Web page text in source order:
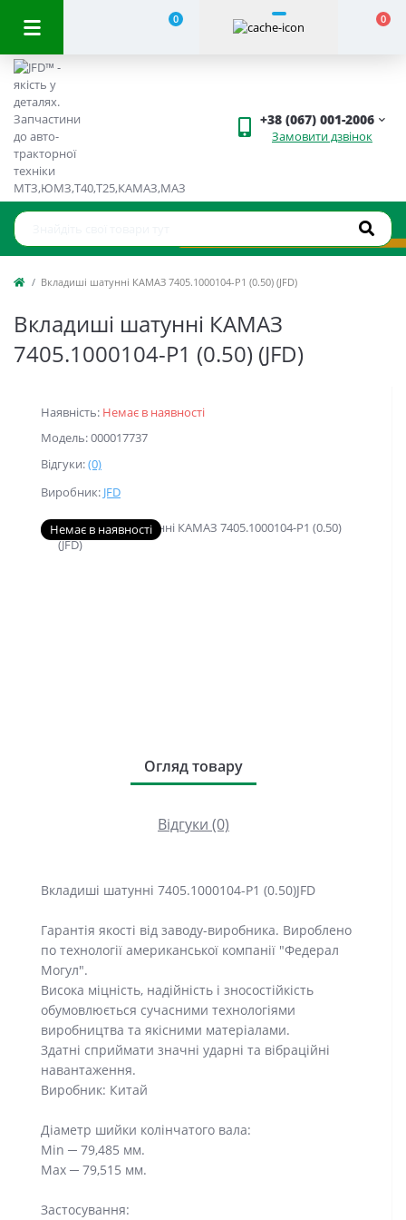
0 0
+38 (067) 001-2006
Замовити дзвінок
Вкладиші шатунні КАМАЗ 7405.1000104-Р1 (0.50) (JFD)
Вкладиші шатунні КАМАЗ
7405.1000104-Р1 (0.50) (JFD)
Наявність: Немає в наявності
Модель: 000017737
Відгуки:(0)
Виробник: JFD
Немає в наявності
Огляд товару
Відгуки (0)
Вкладиші шатунні 7405.1000104-Р1 (0.50)JFD
Гарантія якості від заводу-виробника. Вироблено
по технології американської компанії "Федерал
Могул".
Висока міцність, надійність і зносостійкість
обумовлюється сучасними технологіями
виробництва та якісними матеріалами.
Здатні сприймати значні ударні та вібраційні
навантаження.
Виробник: Китай
Діаметр шийки колінчатого вала:
Min ─ 79,485 мм.
Max ─ 79,515 мм.
Застосування: